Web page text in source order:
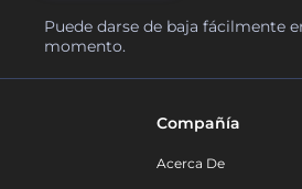
Puede darse de baja fácilmente
momento.
Compañía
Acerca De